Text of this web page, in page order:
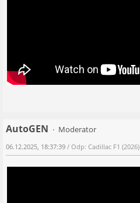
AutoGEN
Moderator
06.12.2025, 18:37:39 / Odp: Cadillac F1 (2026)